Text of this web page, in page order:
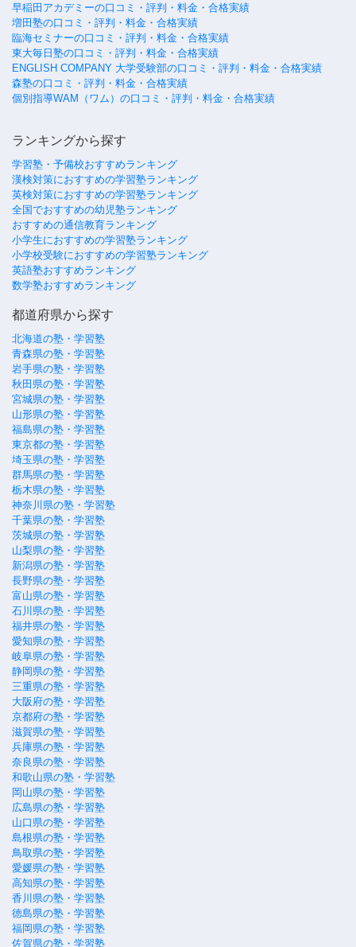
早稲田アカデミーの口コミ・評判・料金・合格実績
増田塾の口コミ・評判・料金・合格実績
臨海セミナーの口コミ・評判・料金・合格実績
東大毎日塾の口コミ・評判・料金・合格実績
ENGLISH COMPANY 大学受験部の口コミ・評判・料金・合格実績
森塾の口コミ・評判・料金・合格実績
個別指導WAM（ワム）の口コミ・評判・料金・合格実績
ランキングから探す
学習塾・予備校おすすめランキング
漢検対策におすすめの学習塾ランキング
英検対策におすすめの学習塾ランキング
全国でおすすめの幼児塾ランキング
おすすめの通信教育ランキング
小学生におすすめの学習塾ランキング
小学校受験におすすめの学習塾ランキング
英語塾おすすめランキング
数学塾おすすめランキング
都道府県から探す
北海道の塾・学習塾
青森県の塾・学習塾
岩手県の塾・学習塾
秋田県の塾・学習塾
宮城県の塾・学習塾
山形県の塾・学習塾
福島県の塾・学習塾
東京都の塾・学習塾
埼玉県の塾・学習塾
群馬県の塾・学習塾
栃木県の塾・学習塾
神奈川県の塾・学習塾
千葉県の塾・学習塾
茨城県の塾・学習塾
山梨県の塾・学習塾
新潟県の塾・学習塾
長野県の塾・学習塾
富山県の塾・学習塾
石川県の塾・学習塾
福井県の塾・学習塾
愛知県の塾・学習塾
岐阜県の塾・学習塾
静岡県の塾・学習塾
三重県の塾・学習塾
大阪府の塾・学習塾
京都府の塾・学習塾
滋賀県の塾・学習塾
兵庫県の塾・学習塾
奈良県の塾・学習塾
和歌山県の塾・学習塾
岡山県の塾・学習塾
広島県の塾・学習塾
山口県の塾・学習塾
島根県の塾・学習塾
鳥取県の塾・学習塾
愛媛県の塾・学習塾
高知県の塾・学習塾
香川県の塾・学習塾
徳島県の塾・学習塾
福岡県の塾・学習塾
佐賀県の塾・学習塾